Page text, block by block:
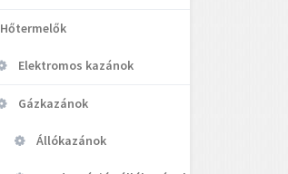
Hőtermelők
Elektromos kazánok
Gázkazánok
Állókazánok